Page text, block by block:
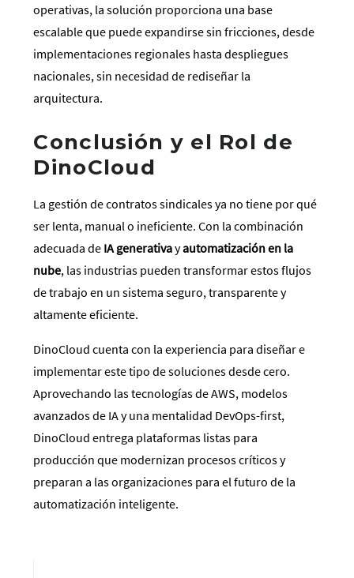
operativas, la solución proporciona una base
escalable que puede expandirse sin fricciones, desde
implementaciones regionales hasta despliegues
nacionales, sin necesidad de rediseñar la
arquitectura.
Conclusión y el Rol de
DinoCloud
La gestión de contratos sindicales ya no tiene por qué
ser lenta, manual o ineficiente. Con la combinación
adecuada de IA generativayautomatización en la
nube, las industrias pueden transformar estos flujos
de trabajo en un sistema seguro, transparente y
altamente eficiente.
DinoCloud cuenta con la experiencia para diseñar e
implementar este tipo de soluciones desde cero.
Aprovechando las tecnologías de AWS, modelos
avanzados de IA y una mentalidad DevOps-first,
DinoCloud entrega plataformas listas para
producción que modernizan procesos críticos y
preparan a las organizaciones para el futuro de la
automatización inteligente.